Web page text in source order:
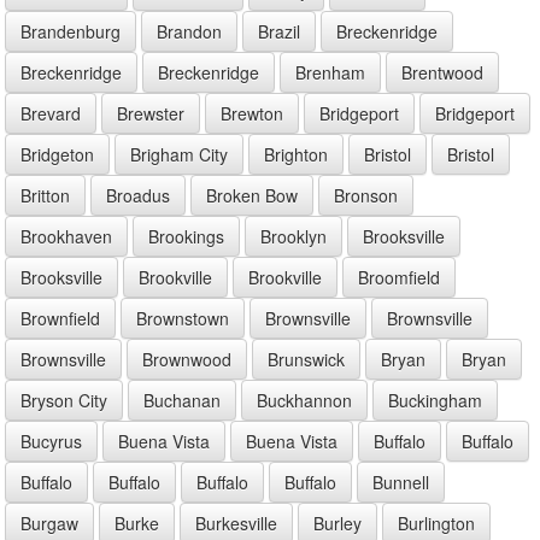
Brandenburg
Brandon Brazil
Breckenridge
Breckenridge
Breckenridge Brenham
Brentwood
Brevard
Brewster Brewton Bridgeport
Bridgeport
Bridgeton
Brigham City Brighton Bristol
Bristol
Britton
Broadus Broken Bow
Bronson
Brookhaven
Brookings Brooklyn
Brooksville
Brooksville
Brookville Brookville
Broomfield
Brownfield
Brownstown Brownsville
Brownsville
Brownsville
Brownwood Brunswick Bryan
Bryan
Bryson City
Buchanan Buckhannon
Buckingham
Bucyrus
Buena Vista Buena Vista Buffalo
Buffalo
Buffalo
Buffalo Buffalo Buffalo
Bunnell
Burgaw
Burke Burkesville Burley Burlington